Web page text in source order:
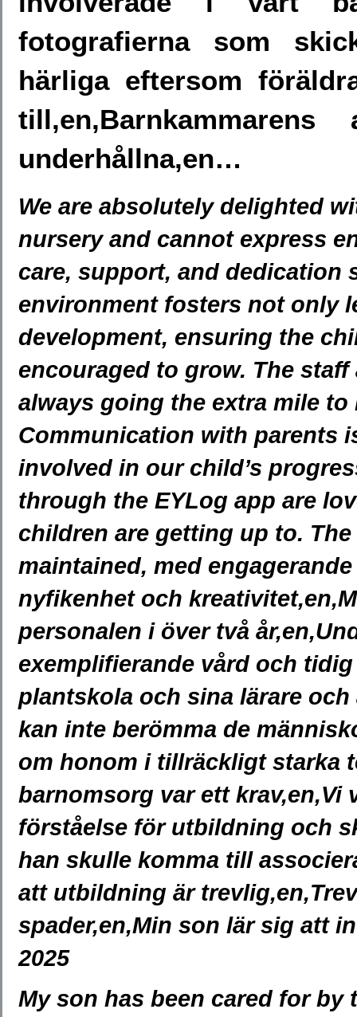
fotografierna som
härliga eftersom
underhållna,en…
We are absolutely delighted
nursery and cannot express
care, support, and dedication
environment fosters not only
development, ensuring the
encouraged to grow. The
always going the extra mile
Communication with parents
involved in our child’s
through the EYLog app are
children are getting up to.
maintained, med
nyfikenhet och
personalen i över två
exemplifierande vård och
plantskola och sina lärare
kan inte berömma de
om honom i tillräckligt starka
barnomsorg var ett krav,en,Vi
förståelse för utbildning och
han skulle komma till
att utbildning är
spader,en,Min son lär sig att
2025
My son has been cared for